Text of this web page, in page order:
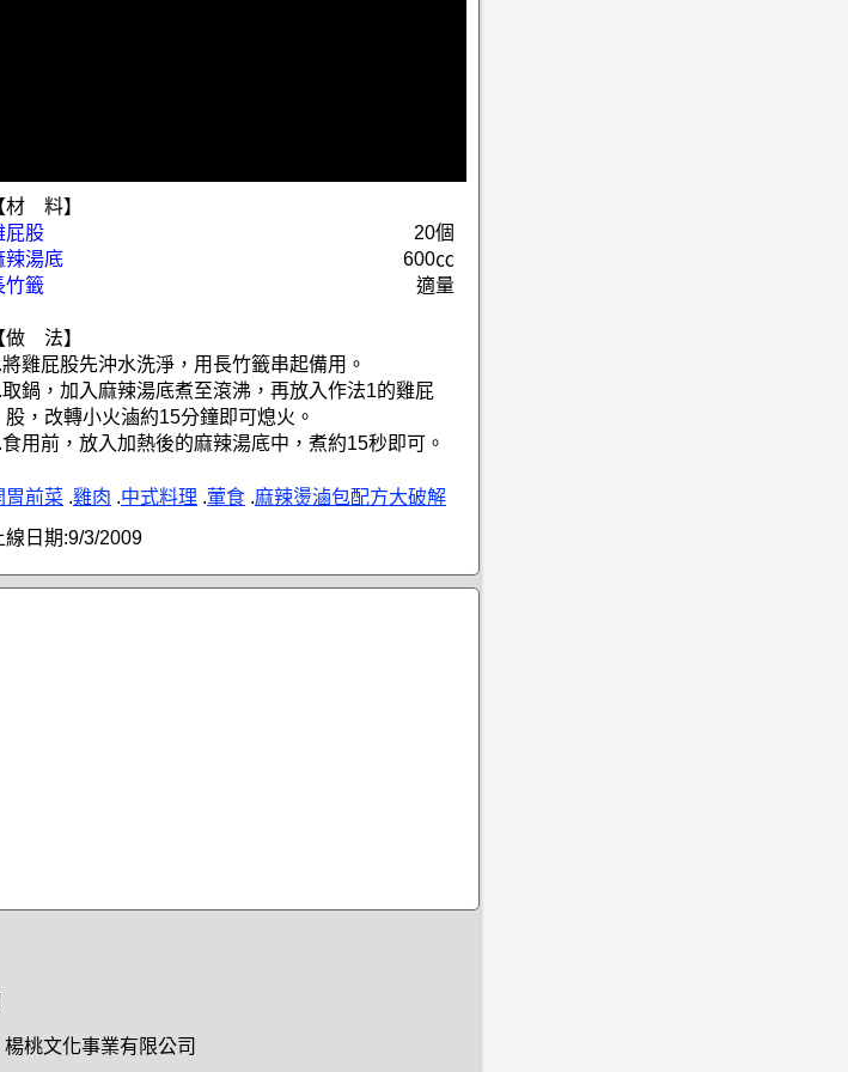
材 料】
屁股
20個
辣湯底
600㏄
竹籤
適量
做 法】
將雞屁股先沖水洗淨，用長竹籤串起備用。
取鍋，加入麻辣湯底煮至滾沸，再放入作法1的雞屁
股，改轉小火滷約15分鐘即可熄火。
用前，放入加熱後的麻辣湯底中，煮約15秒即可。
胃前菜 .雞肉 .中式料理 .葷食 .麻辣燙滷包配方大破解
線日期:9/3/2009
桃文化事業有限公司